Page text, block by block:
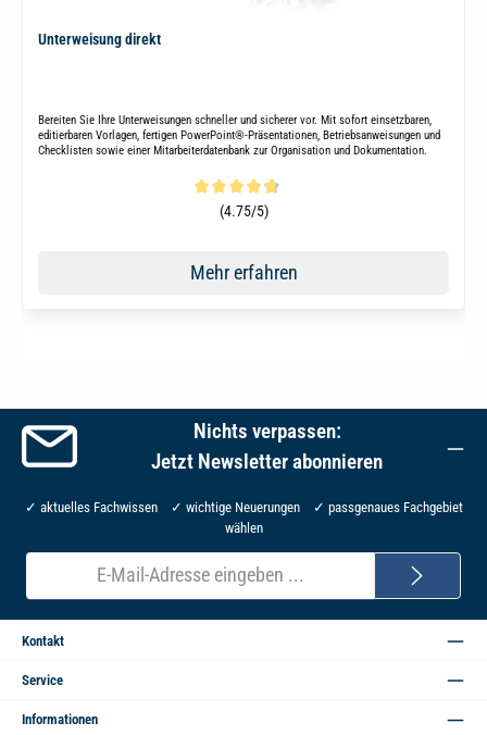
Unterweisung direkt
Bereiten Sie Ihre Unterweisungen schneller und sicherer vor. Mit sofort einsetzbaren,
editierbaren Vorlagen, fertigen PowerPoint®-Präsentationen, Betriebsanweisungen und
Checklisten sowie einer Mitarbeiterdatenbank zur Organisation und Dokumentation.
Durchschnittliche Bewertung von 4.7 von 5 Sternen
(4.75/5)
Mehr erfahren
Nichts verpassen:
Jetzt Newsletter abonnieren
✓ aktuelles Fachwissen ✓ wichtige Neuerungen ✓ passgenaues Fachgebiet
wählen
E-
Mail-
Adresse*
Kontakt
Service
Informationen